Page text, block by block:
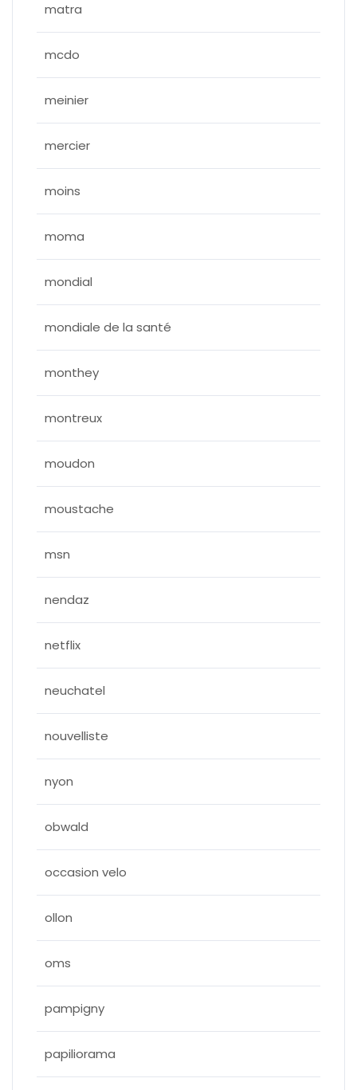
matra
mcdo
meinier
mercier
moins
moma
mondial
mondiale de la santé
monthey
montreux
moudon
moustache
msn
nendaz
netflix
neuchatel
nouvelliste
nyon
obwald
occasion velo
ollon
oms
pampigny
papiliorama